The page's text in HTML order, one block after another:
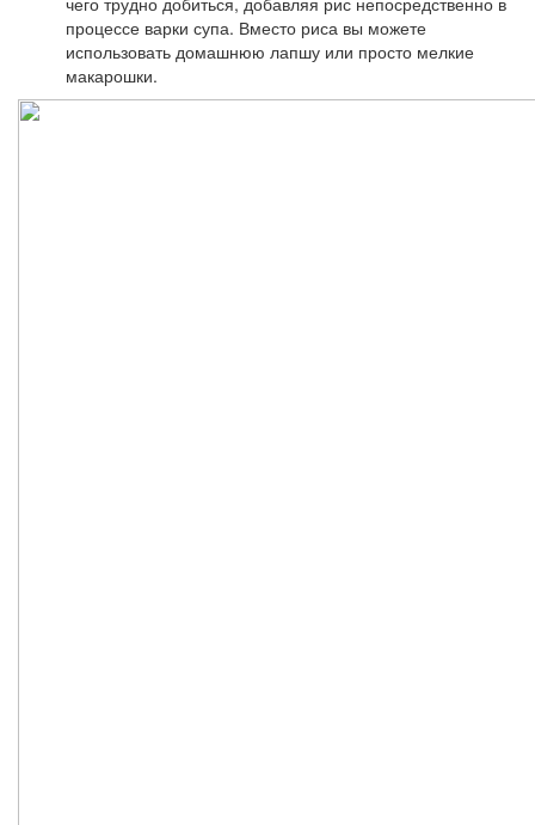
процессе варки супа. Вместо риса вы можете
использовать домашнюю лапшу или просто мелкие
макарошки.